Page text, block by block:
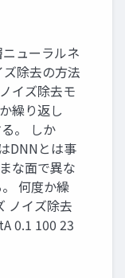
ューラルネ
除去の⽅法
イズ除去モ
繰り返し
。 しか
DNNとは事
な⾯で異な
何度か繰
ノイズ除去
0.1 100 23